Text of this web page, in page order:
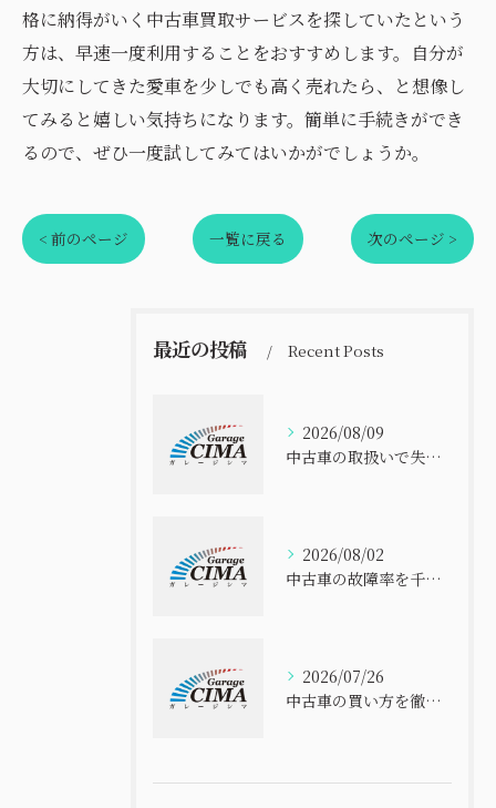
格に納得がいく中古車買取サービスを探していたという
方は、早速一度利用することをおすすめします。自分が
大切にしてきた愛車を少しでも高く売れたら、と想像し
てみると嬉しい気持ちになります。簡単に手続きができ
るので、ぜひ一度試してみてはいかがでしょうか。
< 前のページ 一覧に戻る 次のページ >
最近の投稿 Recent Posts
2026/08/09
中古車の取扱いで失敗しないための選び方と安心して購入するポイント解説
2026/08/02
中古車の故障率を千葉県で比べて安全に選ぶ実践ポイント
2026/07/26
中古車の買い方を徹底解説 初心者でも失敗しない選び方と安心購入ガイド